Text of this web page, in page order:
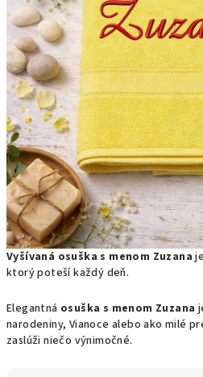
Vyšívaná osuška s menom Zuzana
ktorý poteší každý deň.
Elegantná osuška s menom Zuzana
narodeniny, Vianoce alebo ako milé
zaslúži niečo výnimočné.